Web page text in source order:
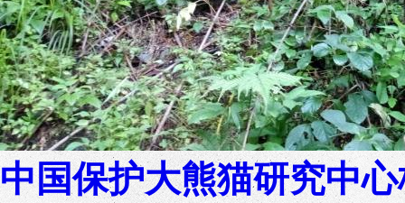
中国保护大熊猫研究中